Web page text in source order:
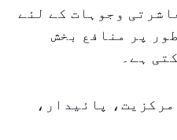
وجوہات کے لئے
پر منافع بخش
ہے۔
پائیدار،